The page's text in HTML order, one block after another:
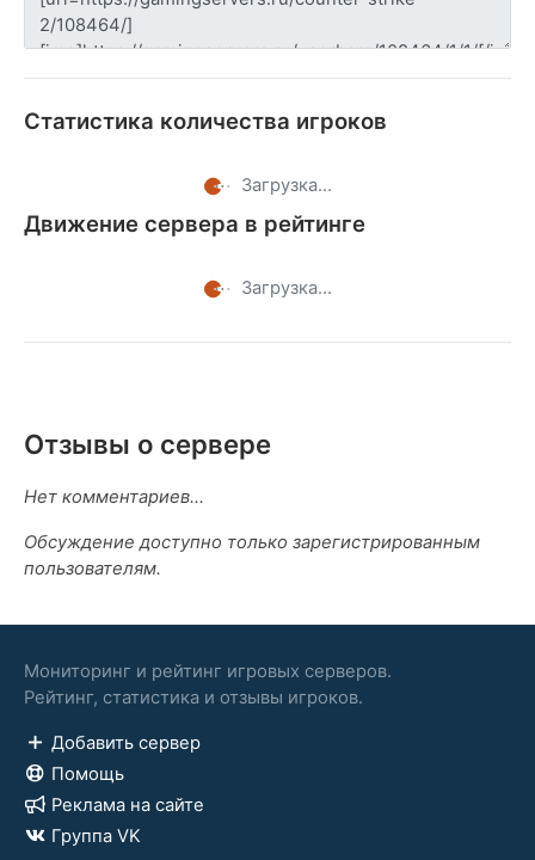
Статистика количества игроков
Загрузка...
Движение сервера в рейтинге
Загрузка...
Отзывы о сервере
Нет комментариев...
Обсуждение доступно только зарегистрированным
пользователям.
Мониторинг и рейтинг игровых серверов.
Рейтинг, статистика и отзывы игроков.
Добавить сервер
Помощь
Реклама на сайте
Группа VK